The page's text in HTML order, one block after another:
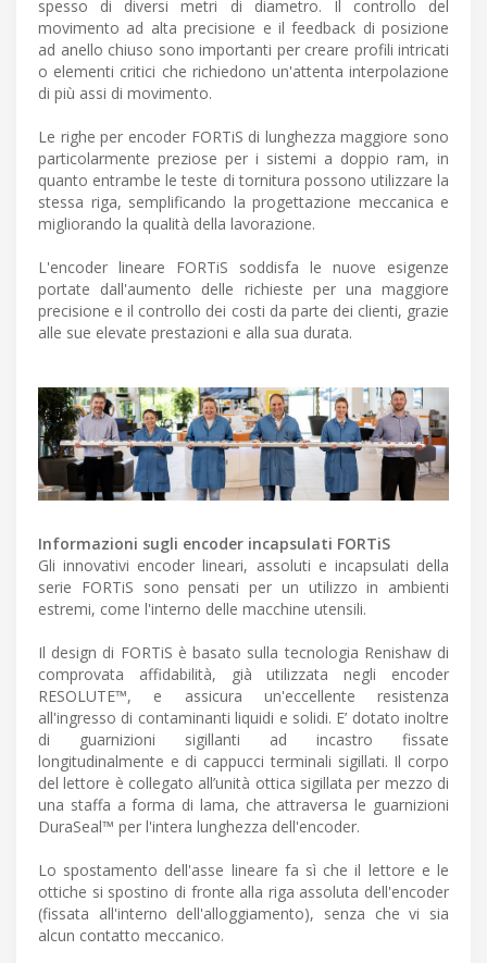
spesso di diversi metri di diametro. Il controllo del
movimento ad alta precisione e il feedback di posizione
ad anello chiuso sono importanti per creare profili intricati
o elementi critici che richiedono un'attenta interpolazione
di più assi di movimento.
Le righe per encoder FORTiS di lunghezza maggiore sono
particolarmente preziose per i sistemi a doppio ram, in
quanto entrambe le teste di tornitura possono utilizzare la
stessa riga, semplificando la progettazione meccanica e
migliorando la qualità della lavorazione.
L'encoder lineare FORTiS soddisfa le nuove esigenze
portate dall'aumento delle richieste per una maggiore
precisione e il controllo dei costi da parte dei clienti, grazie
alle sue elevate prestazioni e alla sua durata.
Informazioni sugli encoder incapsulati FORTiS
Gli innovativi encoder lineari, assoluti e incapsulati della
serie FORTiS sono pensati per un utilizzo in ambienti
estremi, come l'interno delle macchine utensili.
Il design di FORTiS è basato sulla tecnologia Renishaw di
comprovata affidabilità, già utilizzata negli encoder
RESOLUTE™, e assicura un'eccellente resistenza
all'ingresso di contaminanti liquidi e solidi. E’ dotato inoltre
di guarnizioni sigillanti ad incastro fissate
longitudinalmente e di cappucci terminali sigillati. Il corpo
del lettore è collegato all’unità ottica sigillata per mezzo di
una staffa a forma di lama, che attraversa le guarnizioni
DuraSeal™ per l'intera lunghezza dell'encoder.
Lo spostamento dell'asse lineare fa sì che il lettore e le
ottiche si spostino di fronte alla riga assoluta dell'encoder
(fissata all'interno dell'alloggiamento), senza che vi sia
alcun contatto meccanico.